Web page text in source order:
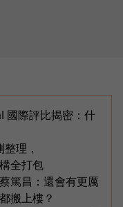
國際評比揭密：什
理，
全打包
篤昌：還會有更厲
搬上樓？